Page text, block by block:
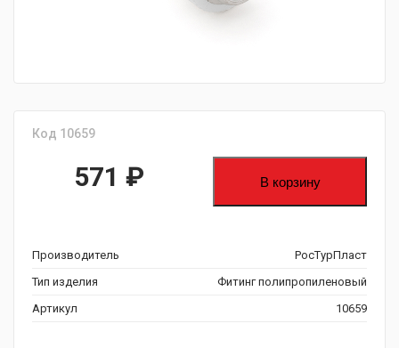
Код 10659
571 ₽ В корзину
Производитель
РосТурПласт
Тип изделия
Фитинг полипропиленовый
Артикул
10659